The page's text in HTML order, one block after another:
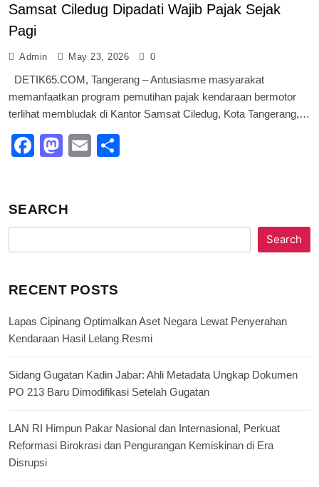
Samsat Ciledug Dipadati Wajib Pajak Sejak
Pagi
Admin May 23, 2026 0
DETIK65.COM, Tangerang – Antusiasme masyarakat
memanfaatkan program pemutihan pajak kendaraan bermotor
terlihat membludak di Kantor Samsat Ciledug, Kota Tangerang,…
Facebook
Mastodon
Email
SEARCH
Search
RECENT POSTS
Lapas Cipinang Optimalkan Aset Negara Lewat Penyerahan
Kendaraan Hasil Lelang Resmi
Sidang Gugatan Kadin Jabar: Ahli Metadata Ungkap Dokumen
PO 213 Baru Dimodifikasi Setelah Gugatan
LAN RI Himpun Pakar Nasional dan Internasional, Perkuat
Reformasi Birokrasi dan Pengurangan Kemiskinan di Era
Disrupsi